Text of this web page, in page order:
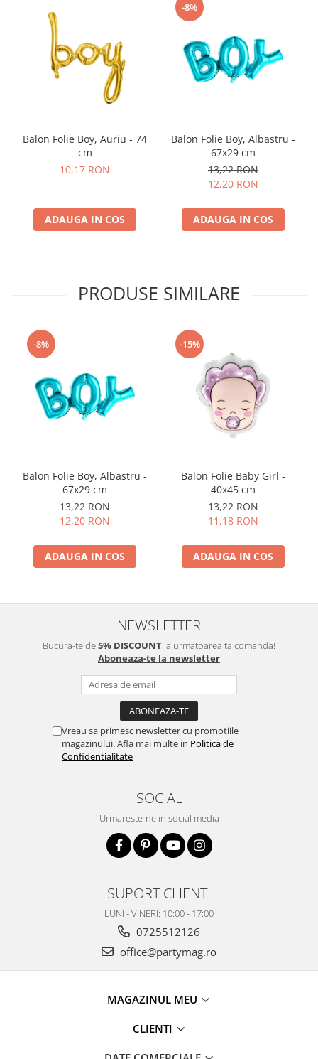
Balon Folie Boy, Auriu - 74
cm
10,17 RON
ADAUGA IN COS
-8%
Balon Folie Boy, Albastru -
67x29 cm
13,22 RON
12,20 RON
ADAUGA IN COS
PRODUSE SIMILARE
-8%
Balon Folie Boy, Albastru -
67x29 cm
13,22 RON
12,20 RON
ADAUGA IN COS
-15%
Balon Folie Baby Girl -
40x45 cm
13,22 RON
11,18 RON
ADAUGA IN COS
NEWSLETTER
Bucura-te de5% DISCOUNT la urmatoarea ta comanda!
Aboneaza-te la newsletter
Vreau sa primesc newsletter cu promotiile
magazinului. Afla mai multe in Politica de
Confidentialitate
SOCIAL
Urmareste-ne in social media
SUPORT CLIENTI
LUNI - VINERI: 10:00 - 17:00
0725512126
office@partymag.ro
MAGAZINUL MEU
CLIENTI